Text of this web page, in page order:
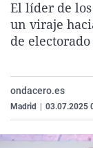
El líder de
un viraje
de
ondacero.es
Madrid 03.07.2025